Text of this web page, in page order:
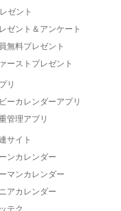
ゼント
ゼント＆アンケート
無料プレゼント
ーストプレゼント
リ
ーカレンダーアプリ
管理アプリ
サイト
ンカレンダー
マンカレンダー
アカレンダー
テク